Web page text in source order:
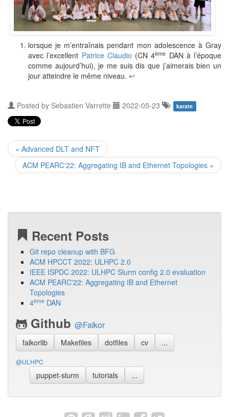
lorsque je m’entraînais pendant mon adolescence à Gray
avec l’excellent Patrice Claudio (CN 4ème DAN à l’époque
comme aujourd’hui), je me suis dis que j’aimerais bien un
jour atteindre le même niveau. ↩
Posted by Sebastien Varrette 2022-05-23 karate
« Advanced DLT and NFT
ACM PEARC'22: Aggregating IB and Ethernet Topologies »
Recent Posts
Git repo cleanup with BFG
ACM HPCCT 2022: ULHPC 2.0
IEEE ISPDC 2022: ULHPC Slurm config 2.0 evaluation
ACM PEARC'22: Aggregating IB and Ethernet
Topologies
4ème DAN
Github @Falkor
falkorlib Makefiles dotfiles cv ...
@ULHPC
puppet-slurm tutorials ...